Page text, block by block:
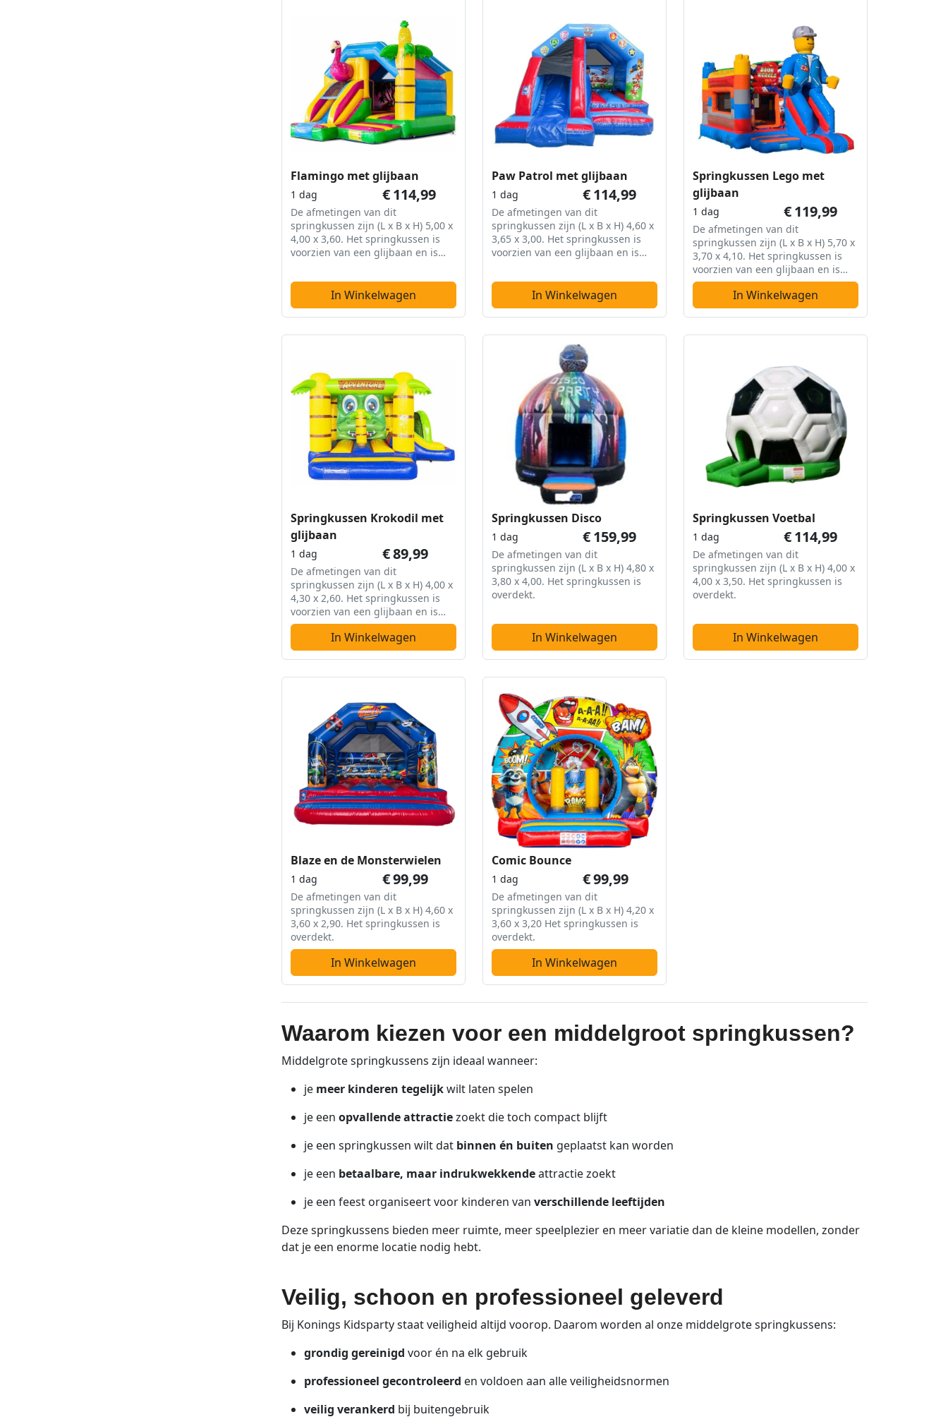
Flamingo met glijbaan
1 dag € 114,99
De afmetingen van dit
springkussen zijn (L x B x H) 5,00 x
4,00 x 3,60. Het springkussen is
voorzien van een glijbaan en is
In Winkelwagen
Paw Patrol met glijbaan
1 dag €114,99
De afmetingen van dit
springkussen zijn (L x B x H) 4,60 x
3,65 x 3,00. Het springkussen is
voorzien van een glijbaan en is
In Winkelwagen
Springkussen Lego met
glijbaan
1 dag €119,99
De afmetingen van dit
springkussen zijn (L x B x H) 5,70 x
3,70 x 4,10. Het springkussen is
voorzien van een glijbaan en is
overdekt.
In Winkelwagen
Springkussen Krokodil met
glijbaan
1 dag €89,99
De afmetingen van dit
springkussen zijn (L x B x H) 4,00 x
4,30 x 2,60. Het springkussen is
voorzien van een glijbaan en is
niet overdekt.
In Winkelwagen
Springkussen Disco
1 dag €159,99
De afmetingen van dit
springkussen zijn (L x B x H) 4,80 x
3,80 x 4,00. Het springkussen is
overdekt.
In Winkelwagen
Springkussen Voetbal
1 dag €114,99
De afmetingen van dit
springkussen zijn (L x B x H) 4,00 x
4,00 x 3,50. Het springkussen is
overdekt.
In Winkelwagen
Blaze en de Monsterwielen
1 dag €99,99
De afmetingen van dit
springkussen zijn (L x B x H) 4,60 x
3,60 x 2,90. Het springkussen is
overdekt.
In Winkelwagen
Comic Bounce
1 dag €99,99
De afmetingen van dit
springkussen zijn (L x B x H) 4,20 x
3,60 x 3,20 Het springkussen is
overdekt.
In Winkelwagen
Waarom kiezen voor een middelgroot springkussen?
Middelgrote springkussens zijn ideaal wanneer:
je meer kinderen tegelijkwilt laten spelen
je een opvallende attractiezoekt die toch compact blijft
je een springkussen wilt dat binnen én buiten geplaatst kan worden
je een betaalbare, maar indrukwekkendeattractie zoekt
je een feest organiseert voor kinderen van verschillende leeftijden
Deze springkussens bieden meer ruimte, meer speelplezier en meer variatie dan de kleine modellen, zonder
dat je een enorme locatie nodig hebt.
Veilig, schoon en professioneel geleverd
Bij Konings Kidsparty staat veiligheid altijd voorop. Daarom worden al onze middelgrote springkussens:
grondig gereinigd voor én na elk gebruik
professioneel gecontroleerd en voldoen aan alle veiligheidsnormen
veilig verankerd bij buitengebruik